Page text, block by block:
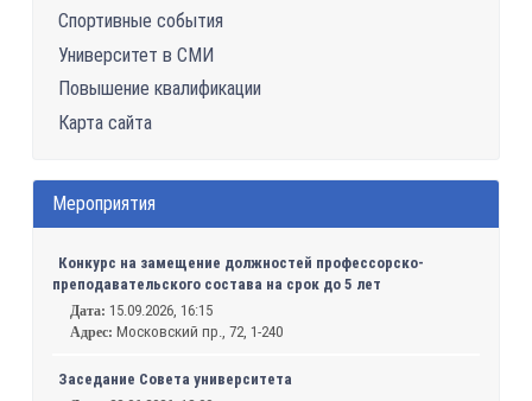
Спортивные события
Университет в СМИ
Повышение квалификации
Карта сайта
Мероприятия
Конкурс на замещение должностей профессорско-
преподавательского состава на срок до 5 лет
Дата: 15.09.2026, 16:15
Адрес: Московский пр., 72, 1-240
Заседание Совета университета